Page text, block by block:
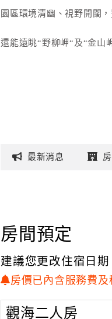
園區環境清幽、視野開闊
還能遠眺“野柳岬“及“金山
最新消息
房間預定
建議您更改住宿日
房價已內含服務費及
觀海二人房